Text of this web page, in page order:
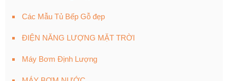
Các Mẫu Tủ Bếp Gỗ đẹp
ĐIỆN NĂNG LƯỢNG MẶT TRỜI
Máy Bơm Định Lượng